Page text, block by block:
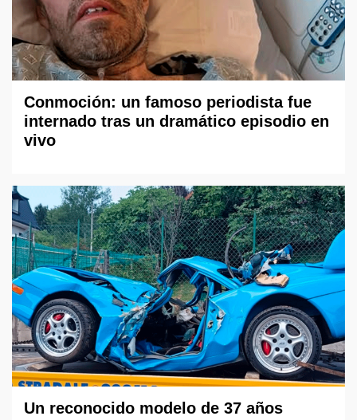
Conmoción: un famoso periodista fue
internado tras un dramático episodio en
vivo
Un reconocido modelo de 37 años